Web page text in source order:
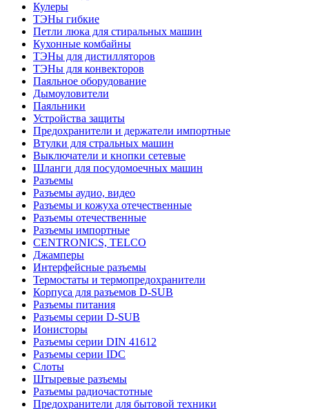
Кулеры
ТЭНы гибкие
Петли люка для стиральных машин
Кухонные комбайны
ТЭНы для дистилляторов
ТЭНы для конвекторов
Паяльное оборудование
Дымоуловители
Паяльники
Устройства защиты
Предохранители и держатели импортные
Втулки для стральных машин
Выключатели и кнопки сетевые
Шланги для посудомоечных машин
Разъемы
Разъемы аудио, видео
Разъемы и кожуха отечественные
Разъемы отечественные
Разъемы импортные
CENTRONICS, TELCO
Джамперы
Интерфейсные разъемы
Термостаты и термопредохранители
Корпуса для разъемов D-SUB
Разъемы питания
Разъемы серии D-SUB
Ионисторы
Разъемы серии DIN 41612
Разъемы серии IDC
Слоты
Штыревые разъемы
Разъемы радиочастотные
Предохранители для бытовой техники